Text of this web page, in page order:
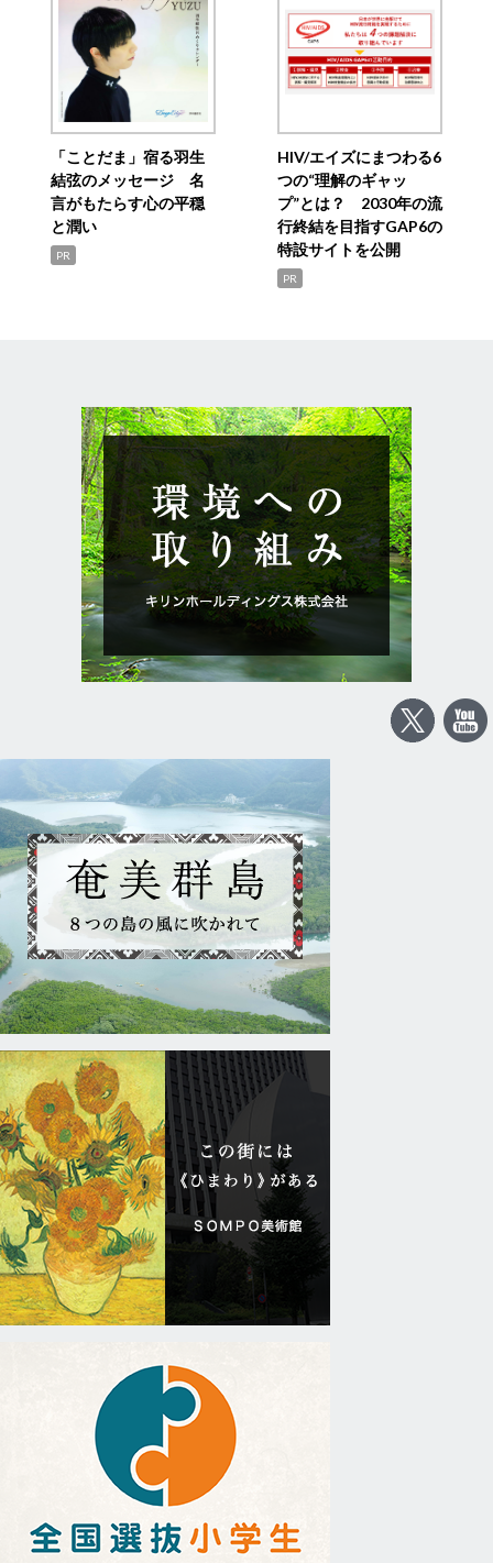
「ことだま」宿る羽生
結弦のメッセージ 名
言がもたらす心の平穏
と潤い
PR
HIV/エイズにまつわる6
つの“理解のギャッ
プ”とは？ 2030年の流
行終結を目指すGAP6の
特設サイトを公開
PR